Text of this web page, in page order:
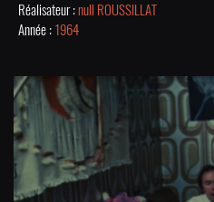
Réalisateur :null ROUSSILLAT
Année : 1964